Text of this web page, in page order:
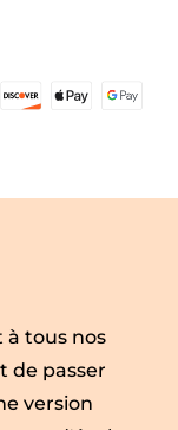
à tous nos
de passer
version